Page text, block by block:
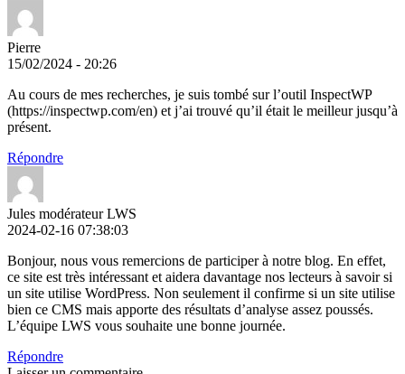
Pierre
15/02/2024 - 20:26
Au cours de mes recherches, je suis tombé sur l’outil InspectWP
(https://inspectwp.com/en) et j’ai trouvé qu’il était le meilleur jusqu’à
présent.
Répondre
Jules modérateur LWS
2024-02-16 07:38:03
Bonjour, nous vous remercions de participer à notre blog. En effet,
ce site est très intéressant et aidera davantage nos lecteurs à savoir si
un site utilise WordPress. Non seulement il confirme si un site utilise
bien ce CMS mais apporte des résultats d’analyse assez poussés.
L’équipe LWS vous souhaite une bonne journée.
Répondre